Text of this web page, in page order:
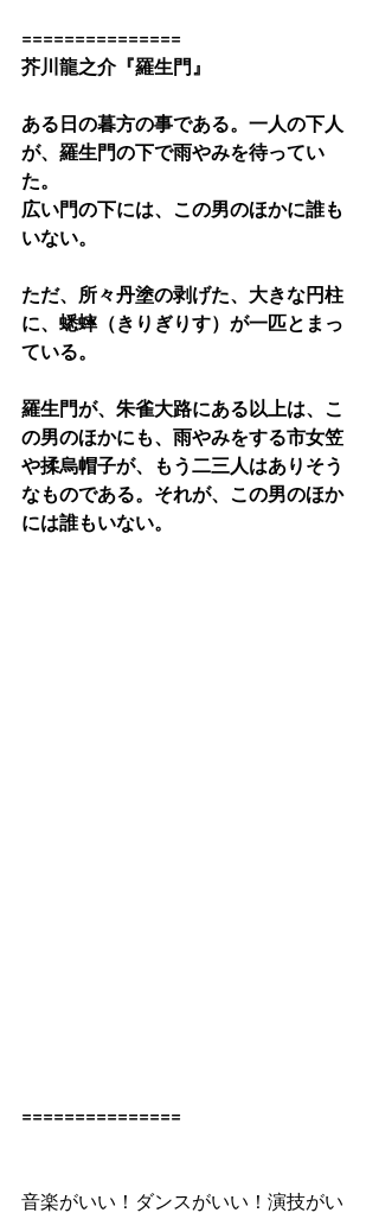
===============
芥川龍之介『羅生門』
ある日の暮方の事である。一人の下人
が、羅生門の下で雨やみを待ってい
た。
広い門の下には、この男のほかに誰も
いない。
ただ、所々丹塗の剥げた、大きな円柱
に、蟋蟀（きりぎりす）が一匹とまっ
ている。
羅生門が、朱雀大路にある以上は、こ
の男のほかにも、雨やみをする市女笠
や揉烏帽子が、もう二三人はありそう
なものである。それが、この男のほか
には誰もいない。
===============
音楽がいい！ダンスがいい！演技がい